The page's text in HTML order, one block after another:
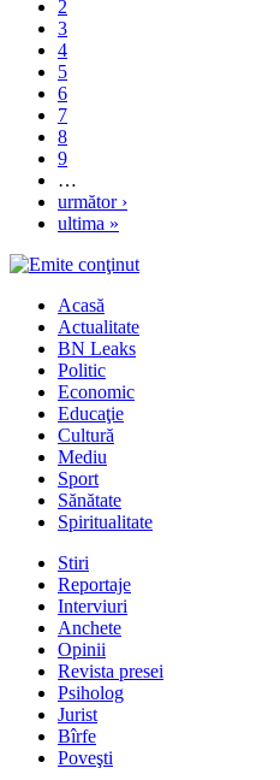
2
3
4
5
6
7
8
9
…
următor ›
ultima »
Acasă
Actualitate
BN Leaks
Politic
Economic
Educaţie
Cultură
Mediu
Sport
Sănătate
Spiritualitate
Stiri
Reportaje
Interviuri
Anchete
Opinii
Revista presei
Psiholog
Jurist
Bîrfe
Poveşti